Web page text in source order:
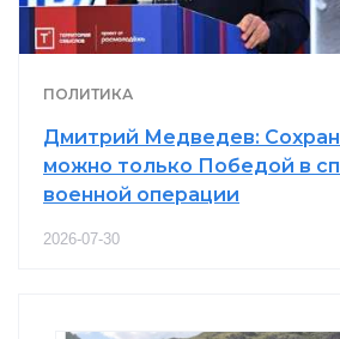
ПОЛИТИКА
Дмитрий Медведев:
можно только Победой в
военной операции
2026-07-30